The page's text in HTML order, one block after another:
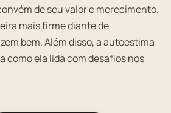
de seu valor e merecimento.
mais firme diante de
bem. Além disso, a autoestima
ela lida com desafios nos